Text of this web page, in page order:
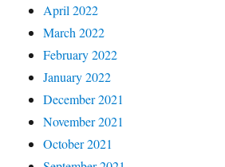
April 2022
March 2022
February 2022
January 2022
December 2021
November 2021
October 2021